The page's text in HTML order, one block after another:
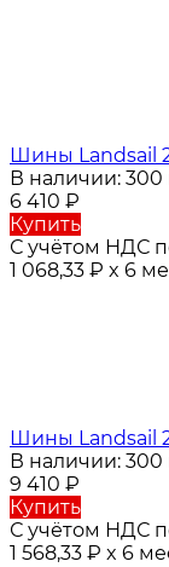
Шины Landsail
В наличии: 300
6 410 ₽
Купить
С учётом НДС
1 068,33 ₽ x 6
Шины Landsail
В наличии: 300
9 410 ₽
Купить
С учётом НДС
1 568,33 ₽ x 6